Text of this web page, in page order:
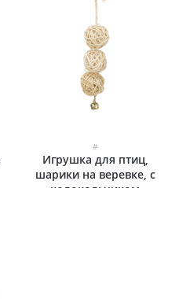
#
Игрушка для птиц,
шарики на веревке, с
колокольчиком